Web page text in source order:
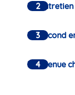
Un
Un second
Bienvenue